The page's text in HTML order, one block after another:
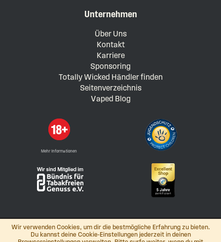
Wir verwenden Cookies, um dir die bestmögliche Erfahrung zu bieten.
Du kannst deine Cookie-Einstellungen jederzeit in deinen
Unternehmen
Über Uns
Kontakt
Karriere
Sponsoring
Totally Wicked Händler finden
Seitenverzeichnis
Vaped Blog
Mehr Informationen